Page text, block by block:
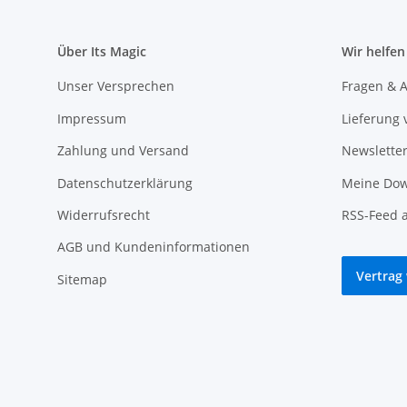
Über Its Magic
Unser Versprechen
Impressum
Zahlung und Versand
Datenschutzerklärung
Widerrufsrecht
AGB und Kundeninformationen
Sitemap
Wir
Fragen &
Lieferung
Meine
RSS-
Vertrag